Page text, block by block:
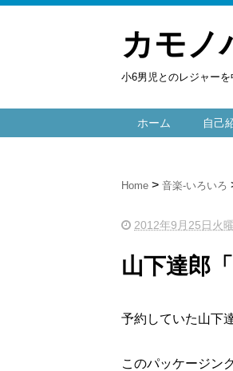
カモノ
小6男児とのレジャー
ホーム 自己
Home 音楽-いろいろ
2012年9月25日火
山下達郎
予約していた山下
このパッケージン